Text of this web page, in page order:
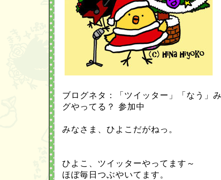
ブログネタ：「ツイッター」「なう」
グやってる？ 参加中
みなさま、ひよこだがねっ。
ひよこ、ツイッターやってます～
ほぼ毎日つぶやいてます。